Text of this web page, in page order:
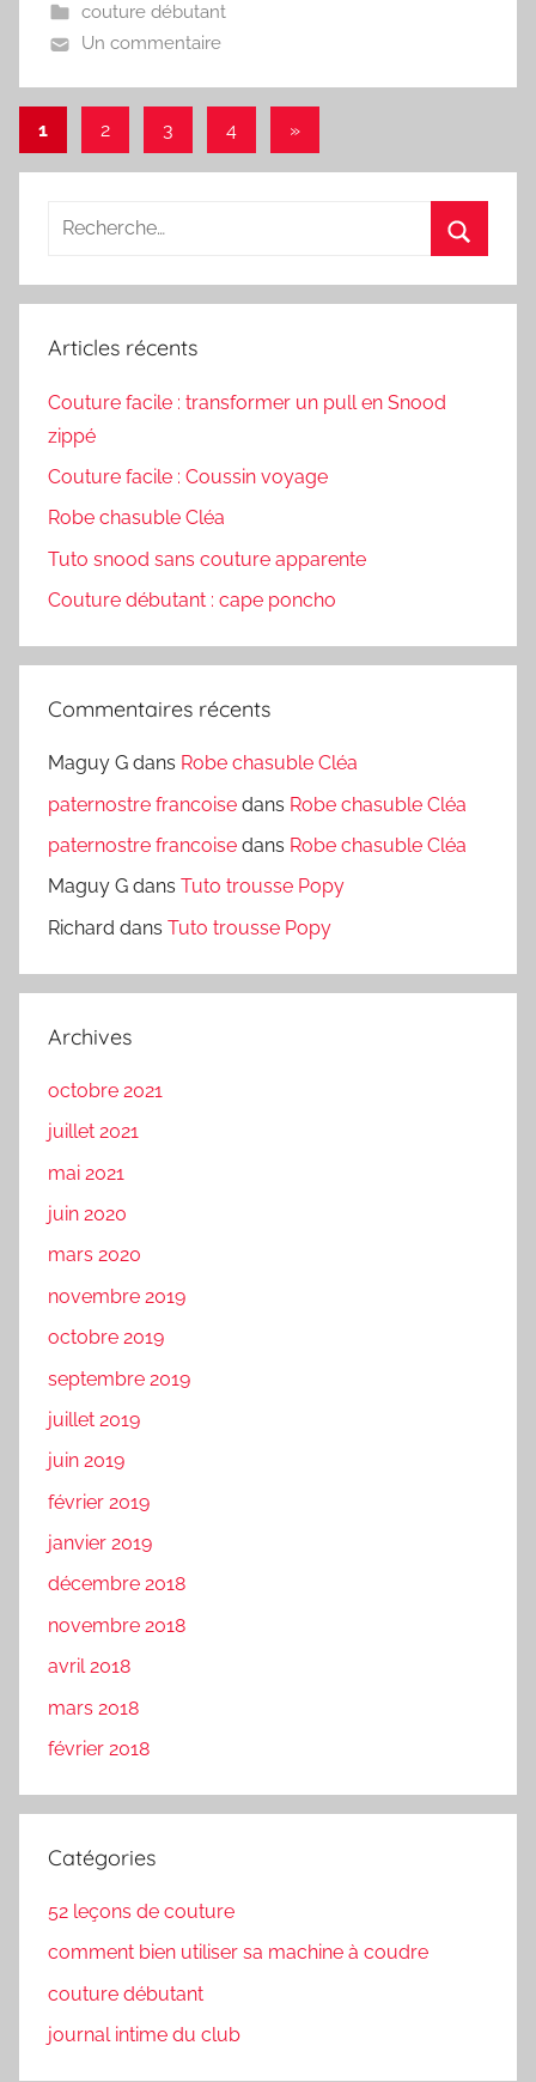
couture débutant
Un commentaire
Pagination
des
publications
1 2 3 4
Articles
»
Recherche
:
Articles récents
Couture facile : transformer un pull en Snood
zippé
Couture facile : Coussin voyage
Robe chasuble Cléa
Tuto snood sans couture apparente
Couture débutant : cape poncho
Commentaires récents
Maguy G dans Robe chasuble Cléa
paternostre francoise dans Robe chasuble Cléa
paternostre francoise dans Robe chasuble Cléa
Maguy G dans Tuto trousse Popy
Richard dans Tuto trousse Popy
Archives
octobre 2021
juillet 2021
mai 2021
juin 2020
mars 2020
novembre 2019
octobre 2019
septembre 2019
juillet 2019
juin 2019
février 2019
janvier 2019
décembre 2018
novembre 2018
avril 2018
mars 2018
février 2018
Catégories
52 leçons de couture
comment bien utiliser sa machine à coudre
couture débutant
journal intime du club